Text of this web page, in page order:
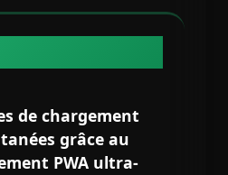
de chargement
grâce au
PWA ultra-